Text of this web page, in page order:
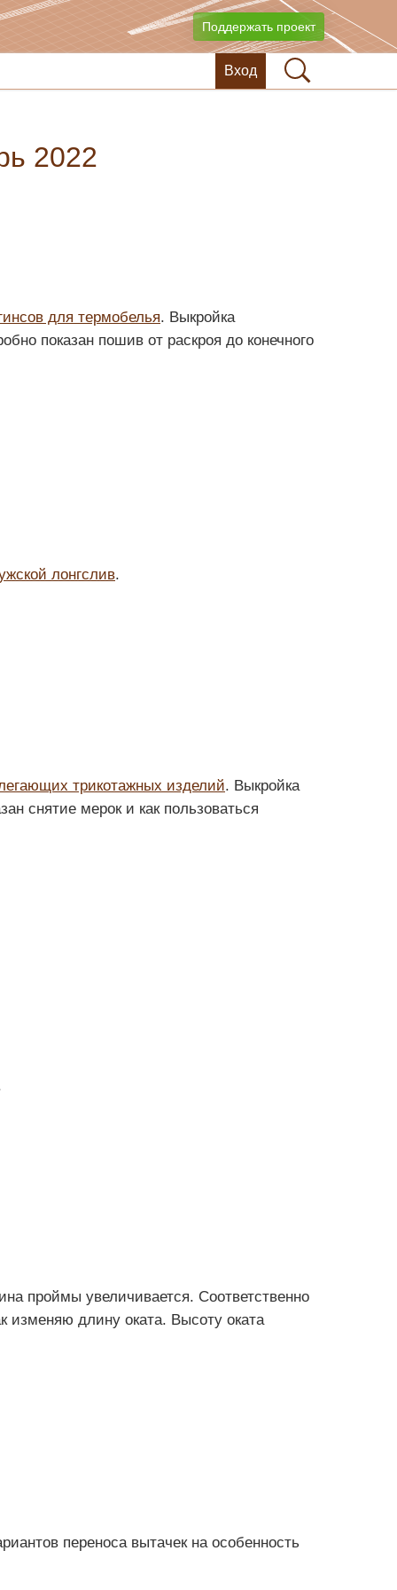
Поддержать проект
Вход
2022
для термобелья. Выкройка
показан пошив от раскроя до конечного
лонгслив.
трикотажных изделий. Выкройка
снятие мерок и как пользоваться
проймы увеличивается. Соответственно
изменяю длину оката. Высоту оката
переноса вытачек на особенность